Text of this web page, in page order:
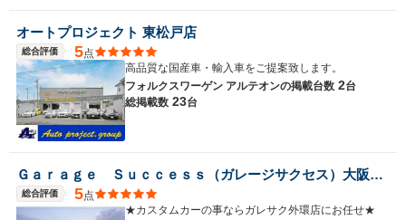
オートプロジェクト 東松戸店
総合評価 5点
高品質な国産車・輸入車をご提案致します。
フォルクスワーゲン アルテオンの掲載台数 2台
総掲載数 23台
Ｇａｒａｇｅ Ｓｕｃｃｅｓｓ（ガレージサクセス）大阪外環店 クラウン・マークＸ セダン専門店
総合評価 5点
★カスタムカーの事ならガレサク外環店にお任せ★